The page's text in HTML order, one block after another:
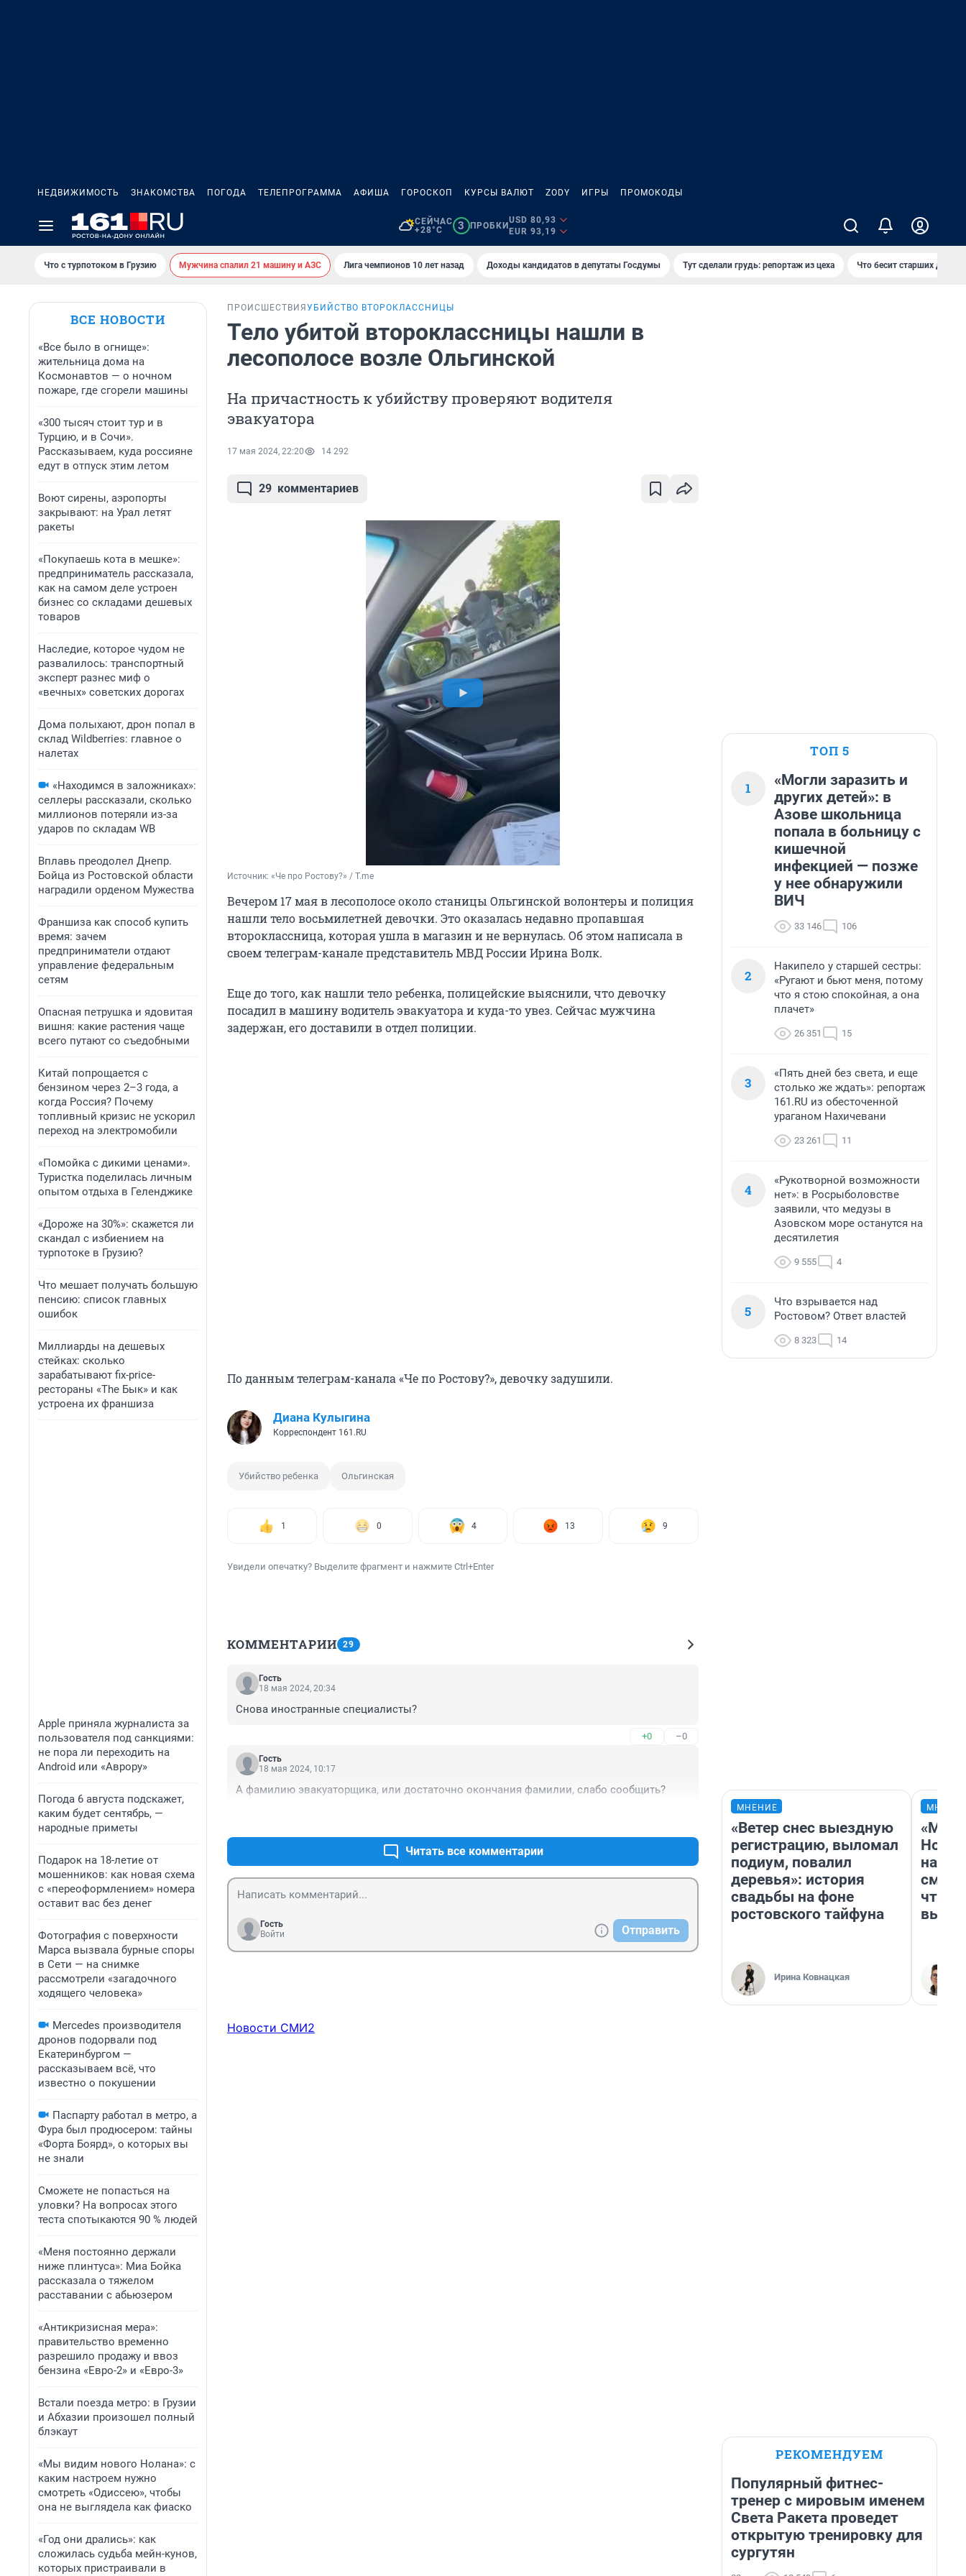
НЕДВИЖИМОСТЬ ЗНАКОМСТВА ПОГОДА ТЕЛЕПРОГРАММА АФИША ГОРОСКОП КУРСЫ ВАЛЮТ ZODY ИГРЫ ПРОМОКОДЫ
СЕЙЧАС
+28°C
3 ПРОБКИ
USD 80,93
EUR 93,19
Что с турпотоком в Грузию Мужчина спалил 21 машину и АЗС Лига чемпионов 10 лет назад Доходы кандидатов в депутаты Госдумы Тут сделали грудь: репортаж из цеха Что бесит старших детей
ВСЕ НОВОСТИ
«Все было в огнище»:
жительница дома на
Космонавтов — о ночном
пожаре, где сгорели машины
«300 тысяч стоит тур и в
Турцию, и в Сочи».
Рассказываем, куда россияне
едут в отпуск этим летом
Воют сирены, аэропорты
закрывают: на Урал летят
ракеты
«Покупаешь кота в мешке»:
предприниматель рассказала,
как на самом деле устроен
бизнес со складами дешевых
товаров
Наследие, которое чудом не
развалилось: транспортный
эксперт разнес миф о
«вечных» советских дорогах
Дома полыхают, дрон попал в
склад Wildberries: главное о
налетах
«Находимся в заложниках»:
селлеры рассказали, сколько
миллионов потеряли из-за
ударов по складам WB
Вплавь преодолел Днепр.
Бойца из Ростовской области
наградили орденом Мужества
Франшиза как способ купить
время: зачем
предприниматели отдают
управление федеральным
сетям
Опасная петрушка и ядовитая
вишня: какие растения чаще
всего путают со съедобными
Китай попрощается с
бензином через 2–3 года, а
когда Россия? Почему
топливный кризис не ускорил
переход на электромобили
«Помойка с дикими ценами».
Туристка поделилась личным
опытом отдыха в Геленджике
«Дороже на 30%»: скажется ли
скандал с избиением на
турпотоке в Грузию?
Что мешает получать большую
пенсию: список главных
ошибок
Миллиарды на дешевых
стейках: сколько
зарабатывают fix-price-
рестораны «The Бык» и как
устроена их франшиза
Apple приняла журналиста за
пользователя под санкциями:
не пора ли переходить на
Android или «Аврору»
Погода 6 августа подскажет,
каким будет сентябрь, —
народные приметы
Подарок на 18-летие от
мошенников: как новая схема
с «переоформлением» номера
оставит вас без денег
Фотография с поверхности
Марса вызвала бурные споры
в Сети — на снимке
рассмотрели «загадочного
ходящего человека»
Mercedes производителя
дронов подорвали под
Екатеринбургом —
рассказываем всё, что
известно о покушении
Паспарту работал в метро, а
Фура был продюсером: тайны
«Форта Боярд», о которых вы
не знали
Сможете не попасться на
уловки? На вопросах этого
теста спотыкаются 90 % людей
«Меня постоянно держали
ниже плинтуса»: Миа Бойка
рассказала о тяжелом
расставании с абьюзером
«Антикризисная мера»:
правительство временно
разрешило продажу и ввоз
бензина «Евро-2» и «Евро-3»
Встали поезда метро: в Грузии
и Абхазии произошел полный
блэкаут
«Мы видим нового Нолана»: с
каким настроем нужно
смотреть «Одиссею», чтобы
она не выглядела как фиаско
«Год они дрались»: как
сложилась судьба мейн-кунов,
которых пристраивали в
ПРОИСШЕСТВИЯ УБИЙСТВО ВТОРОКЛАССНИЦЫ
Тело убитой второклассницы нашли в
лесополосе возле Ольгинской
На причастность к убийству проверяют водителя
эвакуатора
17 мая 2024, 22:20 14 292
29 комментариев
Источник: «Че про Ростову?» / T.me
Вечером 17 мая в лесополосе около станицы Ольгинской волонтеры и полиция
нашли тело восьмилетней девочки. Это оказалась недавно пропавшая
второклассница, которая ушла в магазин и не вернулась. Об этом написала в
своем телеграм-канале представитель МВД России Ирина Волк.
Еще до того, как нашли тело ребенка, полицейские выяснили, что девочку
посадил в машину водитель эвакуатора и куда-то увез. Сейчас мужчина
задержан, его доставили в отдел полиции.
По данным телеграм-канала «Че по Ростову?», девочку задушили.
Диана Кулыгина
Корреспондент 161.RU
Убийство ребенка Ольгинская
1 0 4 13 9
Увидели опечатку? Выделите фрагмент и нажмите Ctrl+Enter
КОММЕНТАРИИ 29
Гость
18 мая 2024, 20:34
Снова иностранные специалисты?
+0 –0
Гость
18 мая 2024, 10:17
А фамилию эвакуаторщика, или достаточно окончания фамилии, слабо сообщить?
Читать все комментарии
Гость
Войти
Отправить
Новости СМИ2
ТОП 5
1
«Могли заразить и
других детей»: в
Азове школьница
попала в больницу с
кишечной
инфекцией — позже
у нее обнаружили
ВИЧ
33 146 106
2
Накипело у старшей сестры:
«Ругают и бьют меня, потому
что я стою спокойная, а она
плачет»
26 351 15
3
«Пять дней без света, и еще
столько же ждать»: репортаж
161.RU из обесточенной
ураганом Нахичевани
23 261 11
4
«Рукотворной возможности
нет»: в Росрыболовстве
заявили, что медузы в
Азовском море останутся на
десятилетия
9 555 4
5
Что взрывается над
Ростовом? Ответ властей
8 323 14
МНЕНИЕ
«Ветер снес выездную
регистрацию, выломал
подиум, повалил
деревья»: история
свадьбы на фоне
ростовского тайфуна
Ирина Ковнацкая
«Мы
РЕКОМЕНДУЕМ
Популярный фитнес-
тренер с мировым именем
Света Ракета проведет
открытую тренировку для
сургутян